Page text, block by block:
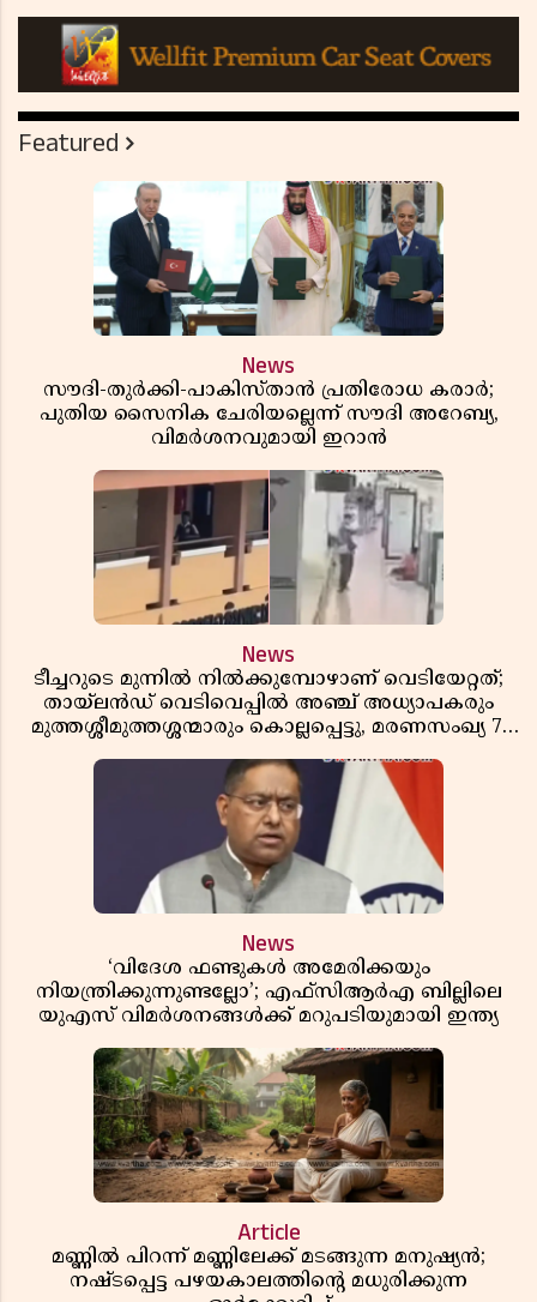
Featured
News
സൗദി-തുർക്കി-പാകിസ്താൻ പ്രതിരോധ കരാർ;
പുതിയ സൈനിക ചേരിയല്ലെന്ന് സൗദി അറേബ്യ,
വിമർശനവുമായി ഇറാൻ
News
ടീച്ചറുടെ മുന്നിൽ നിൽക്കുമ്പോഴാണ് വെടിയേറ്റത്;
തായ്‌ലൻഡ് വെടിവെപ്പിൽ അഞ്ച് അധ്യാപകരും
മുത്തശ്ശീമുത്തശ്ശന്മാരും കൊല്ലപ്പെട്ടു, മരണസംഖ്യ 7;
News
‘വിദേശ ഫണ്ടുകൾ അമേരിക്കയും
നിയന്ത്രിക്കുന്നുണ്ടല്ലോ’; എഫ്സിആർഎ ബില്ലിലെ
യുഎസ് വിമർശനങ്ങൾക്ക് മറുപടിയുമായി ഇന്ത്യ
Article
മണ്ണിൽ പിറന്ന് മണ്ണിലേക്ക് മടങ്ങുന്ന മനുഷ്യൻ;
നഷ്ടപ്പെട്ട പഴയകാലത്തിൻ്റെ മധുരിക്കുന്ന